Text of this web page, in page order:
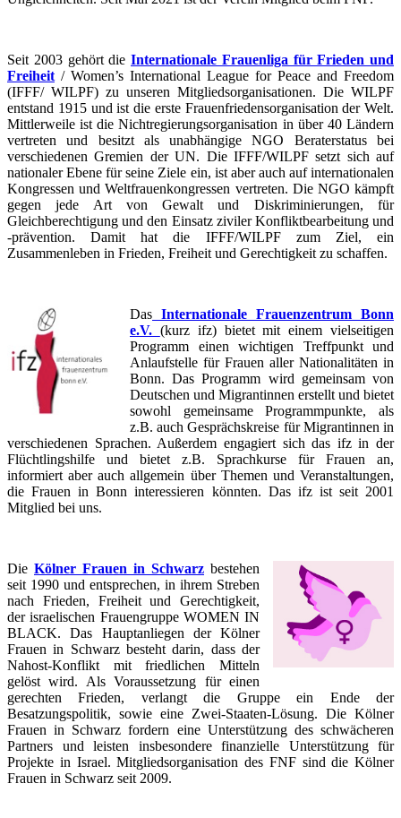
Seit 2003 gehört die Internationale Frauenliga für Frieden und
Freiheit / Women’s International League for Peace and Freedom
(IFFF/ WILPF) zu unseren Mitgliedsorganisationen. Die WILPF
entstand 1915 und ist die erste Frauenfriedensorganisation der Welt.
Mittlerweile ist die Nichtregierungsorganisation in über 40 Ländern
vertreten und besitzt als unabhängige NGO Beraterstatus bei
verschiedenen Gremien der UN. Die IFFF/WILPF setzt sich auf
nationaler Ebene für seine Ziele ein, ist aber auch auf internationalen
Kongressen und Weltfrauenkongressen vertreten. Die NGO kämpft
gegen jede Art von Gewalt und Diskriminierungen, für
Gleichberechtigung und den Einsatz ziviler Konfliktbearbeitung und
-prävention. Damit hat die IFFF/WILPF zum Ziel, ein
Zusammenleben in Frieden, Freiheit und Gerechtigkeit zu schaffen.
Das Internationale Frauenzentrum Bonn
e.V. (kurz ifz) bietet mit einem vielseitigen
Programm einen wichtigen Treffpunkt und
Anlaufstelle für Frauen aller Nationalitäten in
Bonn. Das Programm wird gemeinsam von
Deutschen und Migrantinnen erstellt und bietet
sowohl gemeinsame Programmpunkte, als
z.B. auch Gesprächskreise für Migrantinnen in
verschiedenen Sprachen. Außerdem engagiert sich das ifz in der
Flüchtlingshilfe und bietet z.B. Sprachkurse für Frauen an,
informiert aber auch allgemein über Themen und Veranstaltungen,
die Frauen in Bonn interessieren könnten. Das ifz ist seit 2001
Mitglied bei uns.
Die Kölner Frauen in Schwarz bestehen
seit 1990 und entsprechen, in ihrem Streben
nach Frieden, Freiheit und Gerechtigkeit,
der israelischen Frauengruppe WOMEN IN
BLACK. Das Hauptanliegen der Kölner
Frauen in Schwarz besteht darin, dass der
Nahost-Konflikt mit friedlichen Mitteln
gelöst wird. Als Voraussetzung für einen
gerechten Frieden, verlangt die Gruppe ein Ende der
Besatzungspolitik, sowie eine Zwei-Staaten-Lösung. Die Kölner
Frauen in Schwarz fordern eine Unterstützung des schwächeren
Partners und leisten insbesondere finanzielle Unterstützung für
Projekte in Israel. Mitgliedsorganisation des FNF sind die Kölner
Frauen in Schwarz seit 2009.